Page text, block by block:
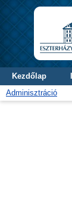
Kezdőlap
Adminisztráció